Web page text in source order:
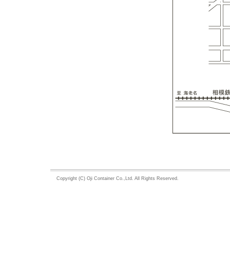
Copyright (C) Oji Container Co.,Ltd. All Rights Reserved.